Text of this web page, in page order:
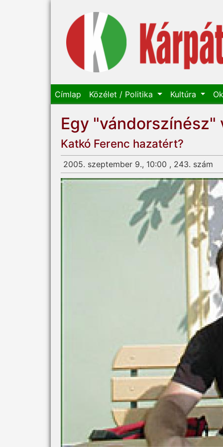
Címlap Közélet / Politika Kultúra
Egy "vándorszínész"
Katkó Ferenc hazatért?
2005. szeptember 9., 10:00 , 243. szám